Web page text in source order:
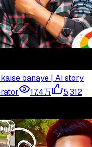
banaye | Ai story
17.4万 5,312